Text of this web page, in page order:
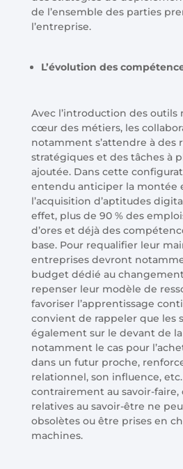
de l’ensemble des parties
l’entreprise.
L’évolution des
Avec l’introduction des outils
cœur des métiers, les
notamment s’attendre à des
stratégiques et des tâches à
ajoutée. Dans cette
entendu anticiper la montée
l’acquisition d’aptitudes
effet, plus de 90 % des
d’ores et déjà des
base. Pour requalifier leur
entreprises devront
budget dédié au
repenser leur modèle de
favoriser l’apprentissage
convient de rappeler que les
également sur le devant de la
notamment le cas pour
dans un futur proche,
relationnel, son influence,
contrairement au savoir-
relatives au savoir-être ne
obsolètes ou être prises en
machines.